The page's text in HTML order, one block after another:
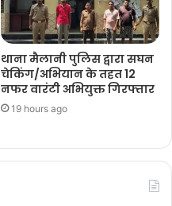
थाना मैलानी पुलिस द्वारा सघन
चेकिंग/अभियान के तहत 12
नफर वारंटी अभियुक्त गिरफ्तार
19 hours ago